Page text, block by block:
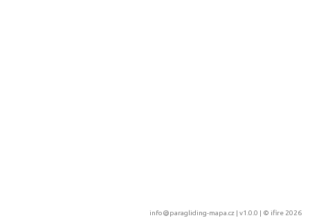
info@paragliding-mapa.cz | v1.0.0 | © ifire 2026